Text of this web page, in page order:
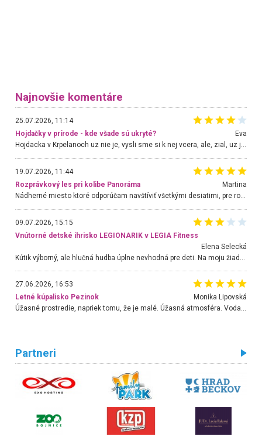
Najnovšie komentáre
25.07.2026, 11:14
Hojdačky v prírode - kde všade sú ukryté?
Eva
Hojdacka v Krpelanoch uz nie je, vysli sme si k nej vcera, ale, zial, uz je znicena. Ak sem planujete cestu len kvoli hojdacke, mozete si ju usetrit. Krasny vyhlad je tu vsak aj bez hojdacky :-)
19.07.2026, 11:44
Rozprávkový les pri kolibe Panoráma
Martina
Nádherné miesto ktoré odporúčam navštíviť všetkými desiatimi, pre rodiny s deťmi, dôchodcom... Proste a jednoducho ozaj rozprávkový les.. určite ešte prídeme. Odniesli sme si na pamiatku krásne tričká,
09.07.2026, 15:15
Vnútorné detské ihrisko LEGIONARIK v LEGIA Fitness
Elena Selecká
27.06.2026, 16:53
Letné kúpalisko Pezinok
. Monika Lipovská
Úžasné prostredie, napriek tomu, že je malé. Úžasná atmosféra. Voda fantastická a nádherná. Ľudí je pomerne veľa, ale su mili a ohľaduplní. Je veľmi zaujímavé sledovať, ako dokážu spolu športovať cudzí ľudia a bez ohľadu na vek. Vládne tu pohoda. Vnuka neviem dostať z vody. Ďakujem za krásny deň . Urcite sa sem vrátim. Jediný problém je s parkovaním, ale aj ten sa mi podarilo vyriešiť. Monika Bratislava
Partneri